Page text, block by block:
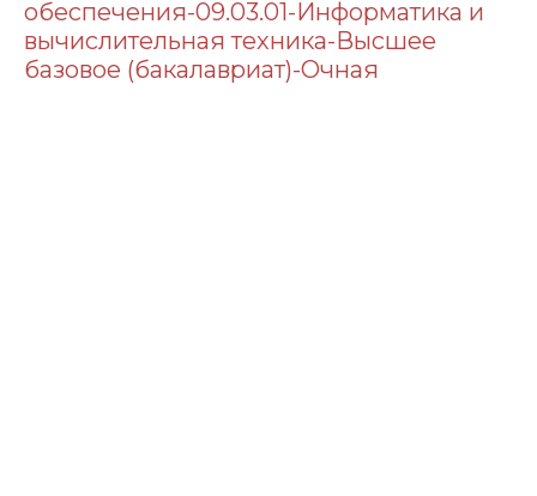
обеспечения-09.03.01-Информатика и
вычислительная техника-Высшее
базовое (бакалавриат)-Очная